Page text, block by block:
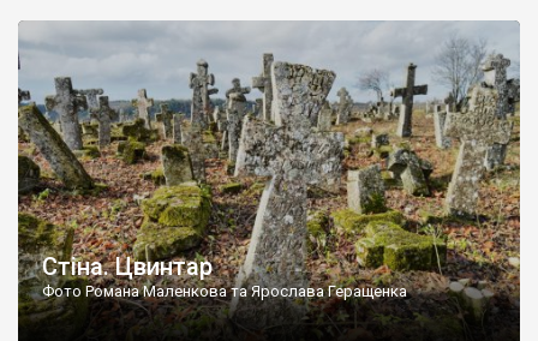
ньому чимало хрестів 19 століття, є такі, де епітафії стер […]
Стіна. Цвинтар
Фото Романа Маленкова та Ярослава Геращенка